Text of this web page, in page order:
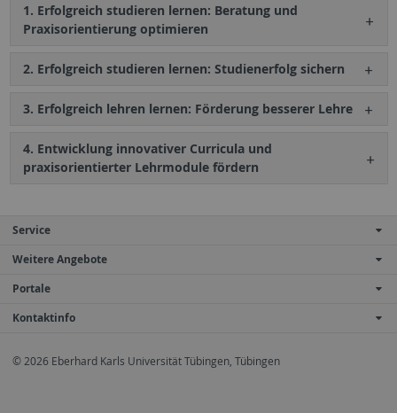
1. Erfolgreich studieren lernen: Beratung und
Praxisorientierung optimieren
2. Erfolgreich studieren lernen: Studienerfolg sichern
3. Erfolgreich lehren lernen: Förderung besserer Lehre
4. Entwicklung innovativer Curricula und
praxisorientierter Lehrmodule fördern
Service
Weitere Angebote
Portale
Kontaktinfo
© 2026 Eberhard Karls Universität Tübingen, Tübingen